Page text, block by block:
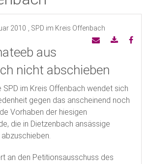
2010 , SPD im Kreis Offenbach
aus
nicht abschieben
SPD im Kreis Offenbach wendet sich
gegen das anscheinend noch
Vorhaben der hiesigen
die in Dietzenbach ansässige
an den Petitionsausschuss des